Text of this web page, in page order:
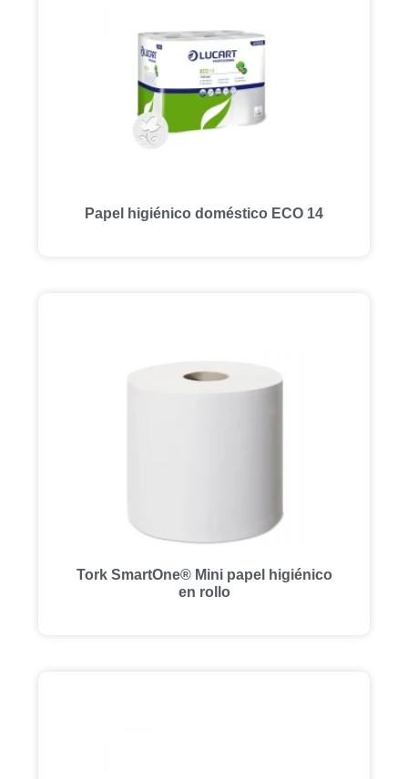
Papel higiénico doméstico ECO 14
Tork SmartOne® Mini papel higiénico
en rollo